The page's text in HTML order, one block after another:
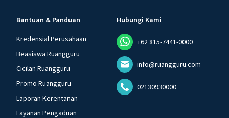
Bantuan & Panduan
Kredensial Perusahaan
Beasiswa Ruangguru
Cicilan Ruangguru
Promo Ruangguru
Laporan Kerentanan
Layanan Pengaduan
Hubungi Kami
+62 815-7441-0000
info@ruangguru.com
02130930000